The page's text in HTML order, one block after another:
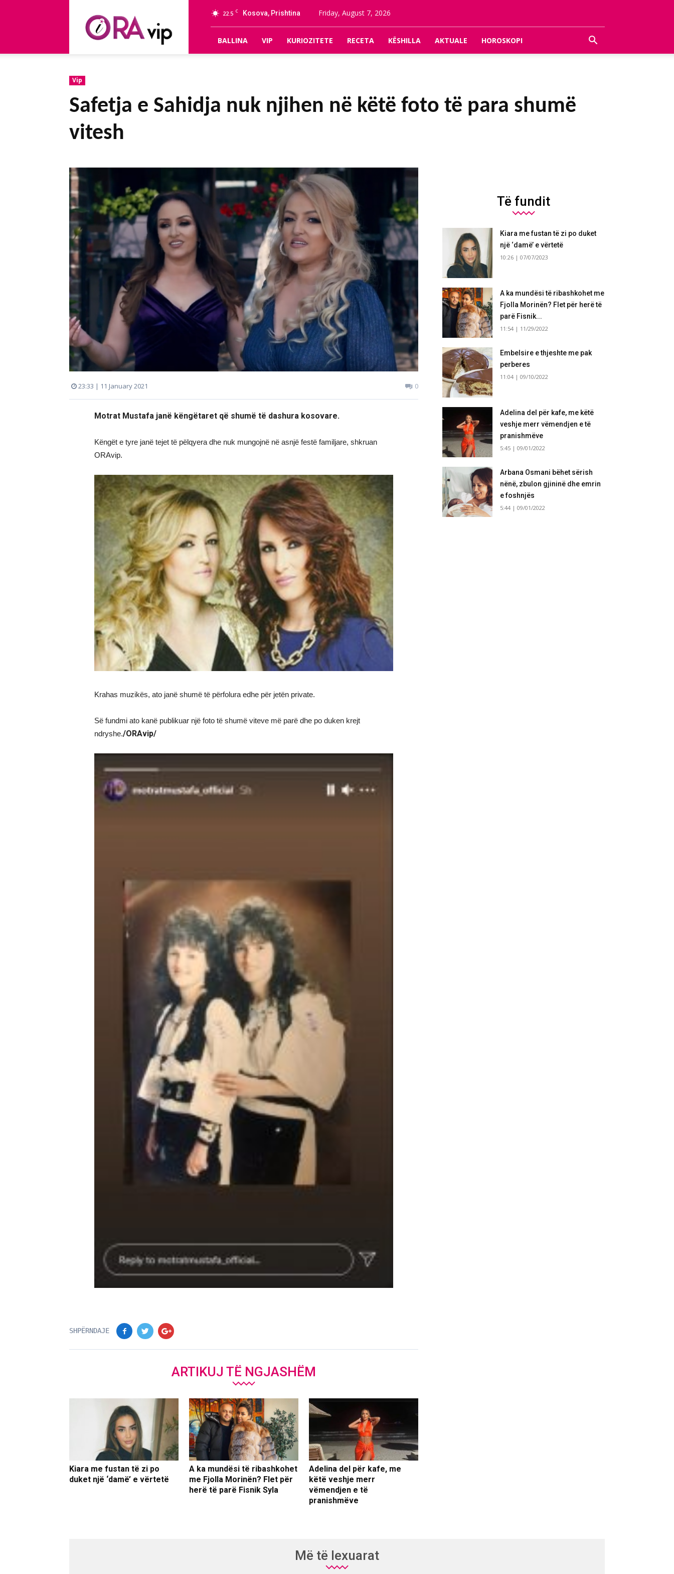
22.5 C Kosova, Prishtina Friday, August 7, 2026
BALLINA VIP KURIOZITETE RECETA KËSHILLA AKTUALE HOROSKOPI
Vip
Safetja e Sahidja nuk njihen në këtë foto të para shumë
vitesh
23:33 | 11 January 2021 0
Motrat Mustafa janë këngëtaret që shumë të dashura kosovare.
Këngët e tyre janë tejet të pëlqyera dhe nuk mungojnë në asnjë festë familjare, shkruan
ORAvip.
Krahas muzikës, ato janë shumë të përfolura edhe për jetën private.
Së fundmi ato kanë publikuar një foto të shumë viteve më parë dhe po duken krejt
ndryshe./ORAvip/
SHPËRNDAJE
ARTIKUJ TË NGJASHËM
Kiara me fustan të zi po
duket një ‘damë’ e vërtetë
A ka mundësi të ribashkohet
me Fjolla Morinën? Flet për
herë të parë Fisnik Syla
Adelina del për kafe, me
këtë veshje merr
vëmendjen e të
pranishmëve
Të fundit
Kiara me fustan të zi po duket
një ‘damë’ e vërtetë
10:26 | 07/07/2023
A ka mundësi të ribashkohet me
Fjolla Morinën? Flet për herë të
parë Fisnik...
11:54 | 11/29/2022
Embelsire e thjeshte me pak
perberes
11:04 | 09/10/2022
Adelina del për kafe, me këtë
veshje merr vëmendjen e të
pranishmëve
5:45 | 09/01/2022
Arbana Osmani bëhet sërish
nënë, zbulon gjininë dhe emrin
e foshnjës
5:44 | 09/01/2022
Më të lexuarat